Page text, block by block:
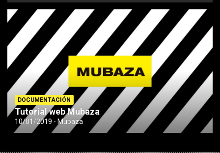
DOCUMENTACIÓN
Tutorial web Mubaza
10/01/2019 Mubaza